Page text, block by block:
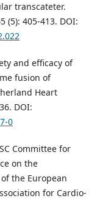
transcateter.
(5): 405-413. DOI:
and efficacy of
fusion of
Heart
DOI:
0
Committee for
on the
the European
for Cardio-